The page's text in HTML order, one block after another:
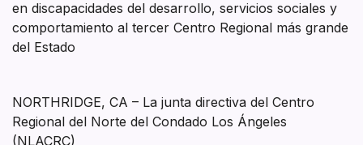
en discapacidades del desarrollo, servicios sociales y
comportamiento al tercer Centro Regional más grande
del Estado
NORTHRIDGE, CA – La junta directiva del Centro
Regional del Norte del Condado Los Ángeles
(NLACRC)